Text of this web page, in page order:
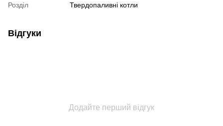
Розділ Твердопаливні котли
Відгуки
Додайте перший відгук